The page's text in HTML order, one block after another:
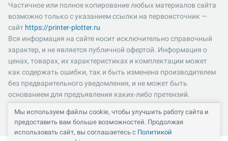
Частичное или полное копирование любых материалов сайта
возможно только с указанием ссылки на первоисточник —
сайт https://printer-plotter.ru
Вся информация на сайте носит исключительно справочный
характер, и не является публичной офертой. Информация о
ценах, товарах, их характеристиках и комплектации может
как содержать ошибки, так и быть изменена производителем
без предварительного уведомления, и не может быть
основанием для предъявления каких-либо претензий.
Пожалуйста, уточняйте существенные для вас характеристики
и компоненты комплектации товаров. Все цены указаны в
российских рублях и включают в себя НДС 22%.
Мы используем файлы cookie, чтобы улучшить работу сайта и
предоставить вам больше возможностей. Продолжая
использовать сайт, вы соглашаетесь с Политикой